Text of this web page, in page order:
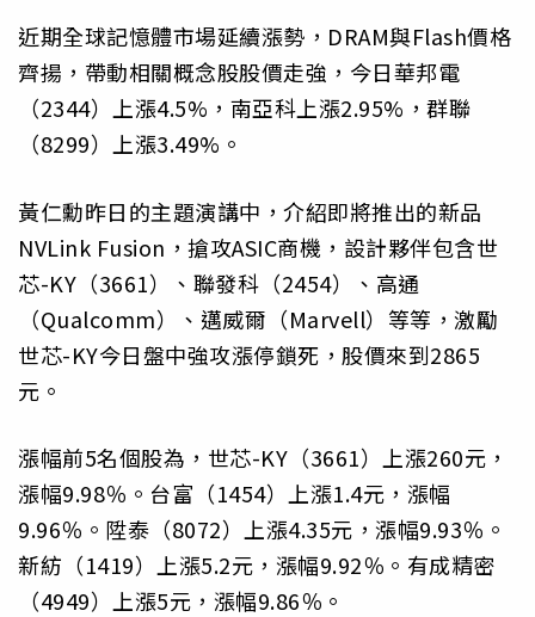
近期全球記憶體市場延續漲勢，DRAM與Flash價格
齊揚，帶動相關概念股股價走強，今日華邦電
（2344）上漲4.5%，南亞科上漲2.95%，群聯
（8299）上漲3.49%。
黃仁勳昨日的主題演講中，介紹即將推出的新品
NVLink Fusion，搶攻ASIC商機，設計夥伴包含世
芯-KY（3661）、聯發科（2454）、高通
（Qualcomm）、邁威爾（Marvell）等等，激勵
世芯-KY今日盤中強攻漲停鎖死，股價來到2865
元。
漲幅前5名個股為，世芯-KY（3661）上漲260元，
漲幅9.98％。台富（1454）上漲1.4元，漲幅
9.96％。陞泰（8072）上漲4.35元，漲幅9.93％。
新紡（1419）上漲5.2元，漲幅9.92％。有成精密
（4949）上漲5元，漲幅9.86％。